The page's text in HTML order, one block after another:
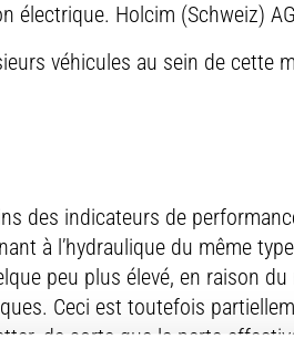
électrique. Holcim (Schweiz)
véhicules au sein de cette
des indicateurs de
à l’hydraulique du même
peu plus élevé, en raison
Ceci est toutefois